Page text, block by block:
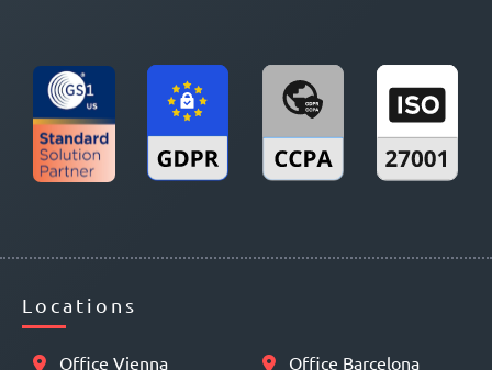
Locations
Office Vienna Office Barcelona